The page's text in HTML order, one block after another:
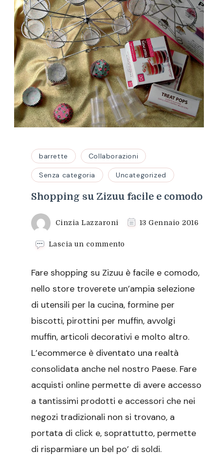
barrette Collaborazioni
Senza categoria Uncategorized
Shopping su Zizuu facile e comodo
Cinzia Lazzaroni 13 Gennaio 2016
Lascia un commento
Zizuu
facile
comodo
Fare shopping su Zizuu è facile e comodo,
nello store troverete un’ampia selezione
di utensili per la cucina, formine per
biscotti, pirottini per muffin, avvolgi
muffin, articoli decorativi e molto altro.
L’ecommerce è diventato una realtà
consolidata anche nel nostro Paese. Fare
acquisti online permette di avere accesso
a tantissimi prodotti e accessori che nei
negozi tradizionali non si trovano, a
portata di click e, soprattutto, permette
di risparmiare un bel po’ di soldi.